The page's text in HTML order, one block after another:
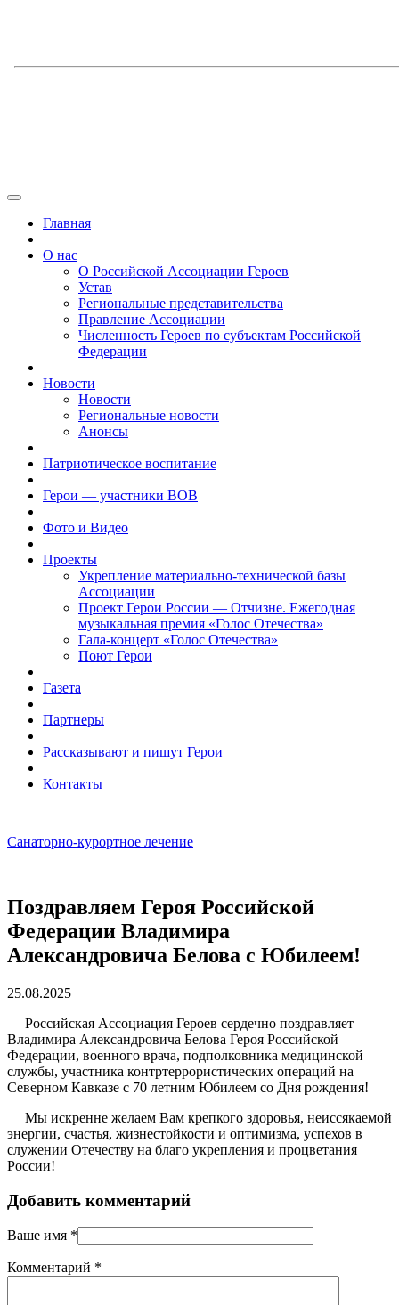
Главная
О нас
О Российской Ассоциации Героев
Устав
Региональные представительства
Правление Ассоциации
Численность Героев по субъектам Российской
Федерации
Новости
Новости
Региональные новости
Анонсы
Патриотическое воспитание
Герои — участники ВОВ
Фото и Видео
Проекты
Укрепление материально-технической базы
Ассоциации
Проект Герои России — Отчизне. Ежегодная
музыкальная премия «Голос Отечества»
Гала-концерт «Голос Отечества»
Поют Герои
Газета
Партнеры
Рассказывают и пишут Герои
Контакты
Санаторно-курортное лечение
Поздравляем Героя Российской
Федерации Владимира
Александровича Белова с Юбилеем!
25.08.2025
Российская Ассоциация Героев сердечно поздравляет
Владимира Александровича Белова Героя Российской
Федерации, военного врача, подполковника медицинской
службы, участника контртеррористических операций на
Северном Кавказе с 70 летним Юбилеем со Дня рождения!
Мы искренне желаем Вам крепкого здоровья, неиссякаемой
энергии, счастья, жизнестойкости и оптимизма, успехов в
служении Отечеству на благо укрепления и процветания
России!
Добавить комментарий
Ваше имя *
Комментарий *